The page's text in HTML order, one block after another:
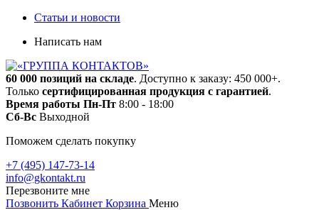
Статьи и новости
Написать нам
60 000 позиций на складе. Доступно к заказу: 450 000+.
Только сертифицированная продукция с гарантией.
Время работы Пн-Пт 8:00 - 18:00
Сб-Вс Выходной
Поможем сделать покупку
+7 (495) 147-73-14
info@gkontakt.ru
Перезвоните мне
Позвонить Кабинет Корзина Меню